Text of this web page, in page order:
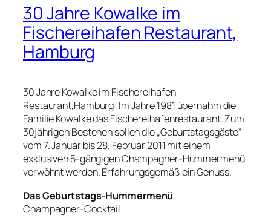
30 Jahre Kowalke im
Fischereihafen Restaurant,
Hamburg
30 Jahre Kowalke im Fischereihafen
Restaurant,Hamburg: Im Jahre 1981 übernahm die
Familie Kowalke das Fischereihafenrestaurant. Zum
30jährigen Bestehen sollen die „Geburtstagsgäste“
vom 7. Januar bis 28. Februar 2011 mit einem
exklusiven 5-gängigen Champagner-Hummermenü
verwöhnt werden. Erfahrungsgemäß ein Genuss.
Das Geburtstags-Hummermenü
Champagner-Cocktail